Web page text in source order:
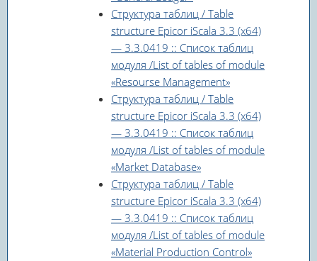
Структура таблиц / Table
structure Epicor iScala 3.3 (x64)
— 3.3.0419 :: Список таблиц
модуля /List of tables of module
«Resourse Management»
Структура таблиц / Table
structure Epicor iScala 3.3 (x64)
— 3.3.0419 :: Список таблиц
модуля /List of tables of module
«Market Database»
Структура таблиц / Table
structure Epicor iScala 3.3 (x64)
— 3.3.0419 :: Список таблиц
модуля /List of tables of module
«Material Production Control»